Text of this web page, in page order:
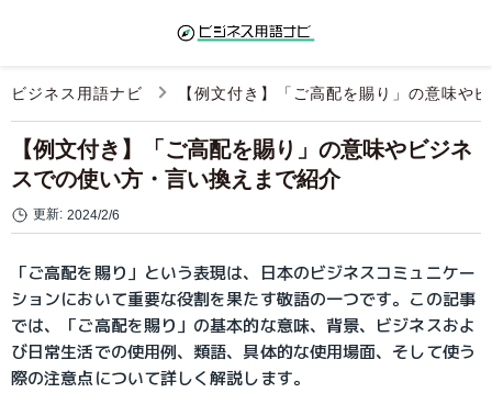
ビジネス用語ナビ 【例文付き】「ご高配を賜り」の意味や
【例文付き】「ご高配を賜り」の意味やビジネ
スでの使い方・言い換えまで紹介
更新: 2024/2/6
「ご高配を賜り」という表現は、日本のビジネスコミュニケー
ションにおいて重要な役割を果たす敬語の一つです。この記事
では、「ご高配を賜り」の基本的な意味、背景、ビジネスおよ
び日常生活での使用例、類語、具体的な使用場面、そして使う
際の注意点について詳しく解説します。